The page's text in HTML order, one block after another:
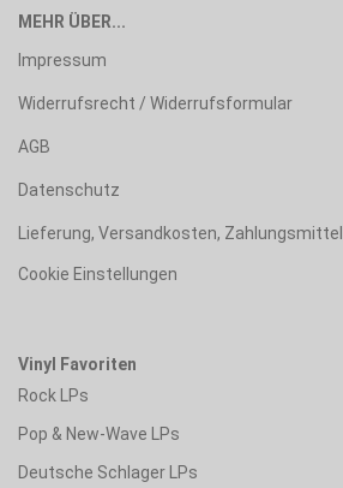
MEHR ÜBER...
Impressum
Widerrufsrecht / Widerrufsformular
AGB
Datenschutz
Lieferung, Versandkosten, Zahlungsmittel
Cookie Einstellungen
Vinyl Favoriten
Rock LPs
Pop & New-Wave LPs
Deutsche Schlager LPs